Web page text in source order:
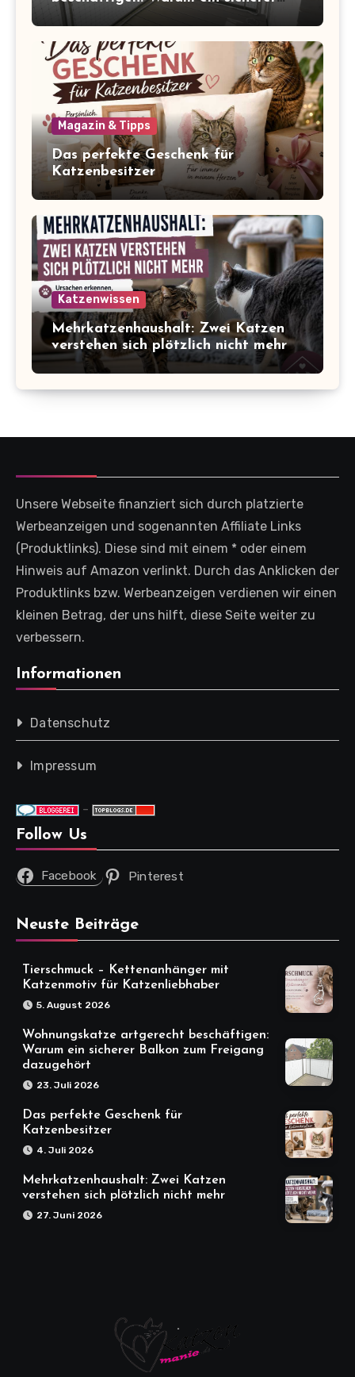
Balkon zum Freigang dazugehört
Magazin & Tipps
Das perfekte Geschenk für
Katzenbesitzer
Katzenwissen
Mehrkatzenhaushalt: Zwei Katzen
verstehen sich plötzlich nicht mehr
Unsere Webseite finanziert sich durch platzierte
Werbeanzeigen und sogenannten Affiliate Links
(Produktlinks). Diese sind mit einem * oder einem
Hinweis auf Amazon verlinkt. Durch das Anklicken der
Produktlinks bzw. Werbeanzeigen verdienen wir einen
kleinen Betrag, der uns hilft, diese Seite weiter zu
verbessern.
Informationen
Datenschutz
Impressum
-
Follow Us
Facebook Pinterest
Neuste Beiträge
Tierschmuck – Kettenanhänger mit
Katzenmotiv für Katzenliebhaber
5. August 2026
Wohnungskatze artgerecht beschäftigen:
Warum ein sicherer Balkon zum Freigang
dazugehört
23. Juli 2026
Das perfekte Geschenk für
Katzenbesitzer
4. Juli 2026
Mehrkatzenhaushalt: Zwei Katzen
verstehen sich plötzlich nicht mehr
27. Juni 2026